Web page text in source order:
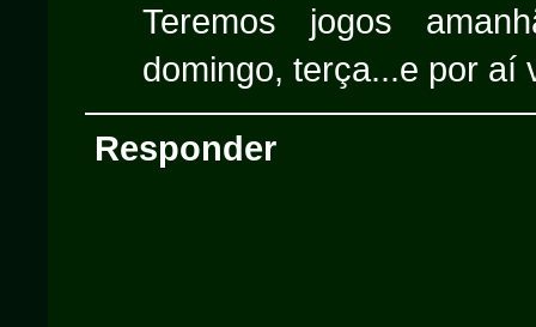
Teremos jogos
domingo, terça...e por aí
Responder